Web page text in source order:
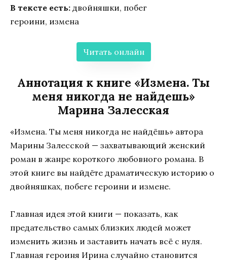
В тексте есть: двойняшки, побег
героини, измена
Читать онлайн
Аннотация к книге «Измена. Ты
меня никогда не найдешь»
Марина Залесская
«Измена. Ты меня никогда не найдёшь» автора
Марины Залесской — захватывающий женский
роман в жанре короткого любовного романа. В
этой книге вы найдёте драматическую историю о
двойняшках, побеге героини и измене.
Главная идея этой книги — показать, как
предательство самых близких людей может
изменить жизнь и заставить начать всё с нуля.
Главная героиня Ирина случайно становится